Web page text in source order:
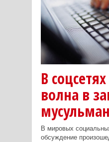
В
волна в
мусульман
В мировых
обсуждение